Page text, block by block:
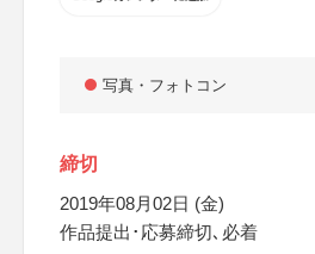
写真・フォトコン
締切
2019年08月02日 (金)
作品提出･応募締切､必着